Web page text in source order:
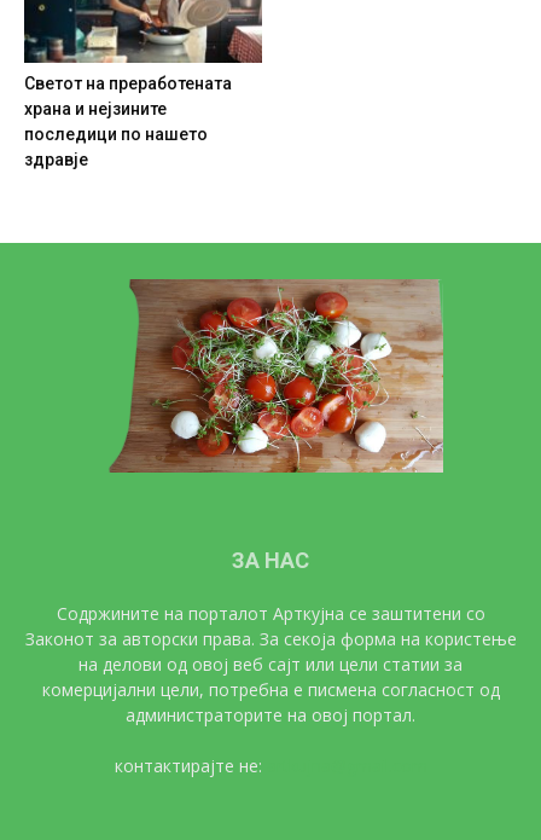
Светот на преработената
храна и нејзините
последици по нашето
здравје
ЗА НАС
Содржините на порталот Арткујна се заштитени со
Законот за авторски права. За секоја форма на користење
на делови од овој веб сајт или цели статии за
комерцијални цели, потребна е писмена согласност од
администраторите на овој портал.
контактирајте не: